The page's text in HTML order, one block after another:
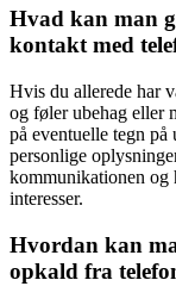
Hvad kan man
kontakt med
Hvis du allerede har
og føler ubehag eller
på eventuelle tegn
personlige
kommunikationen og
interesser.
Hvordan kan
opkald fra